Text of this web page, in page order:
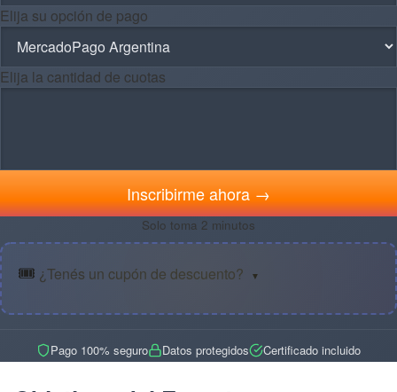
Elija su opción de pago
Elija la cantidad de cuotas
Inscribirme ahora →
Solo toma 2 minutos
🎟️ ¿Tenés un cupón de descuento? ▼
Pago 100% seguro Datos protegidos Certificado incluido